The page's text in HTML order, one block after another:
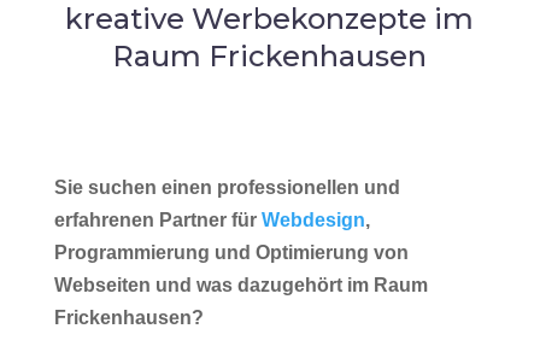
kreative Werbekonzepte im
Raum Frickenhausen
Sie suchen einen professionellen und
erfahrenen Partner für Webdesign,
Programmierung und Optimierung von
Webseiten und was dazugehört im Raum
Frickenhausen?